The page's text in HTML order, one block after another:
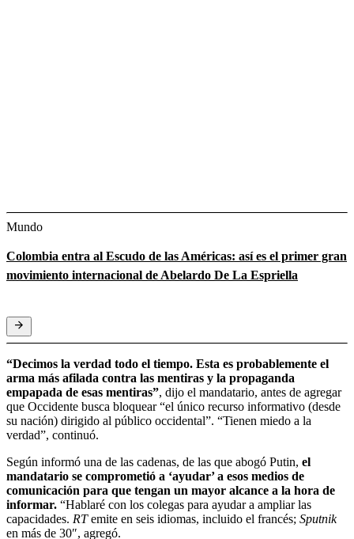
Mundo
Colombia entra al Escudo de las Américas: así es el primer gran
movimiento internacional de Abelardo De La Espriella
“Decimos la verdad todo el tiempo. Esta es probablemente el
arma más afilada contra las mentiras y la propaganda
empapada de esas mentiras”, dijo el mandatario, antes de agregar
que Occidente busca bloquear “el único recurso informativo (desde
su nación) dirigido al público occidental”. “Tienen miedo a la
verdad”, continuó.
Según informó una de las cadenas, de las que abogó Putin, el
mandatario se comprometió a ‘ayudar’ a esos medios de
comunicación para que tengan un mayor alcance a la hora de
informar. “Hablaré con los colegas para ayudar a ampliar las
capacidades. RTemite en seis idiomas, incluido el francés; Sputnik
en más de 30″, agregó.